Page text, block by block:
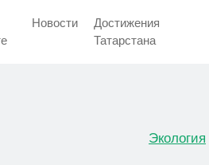
Новости
Достижения
Татарстана
Экология